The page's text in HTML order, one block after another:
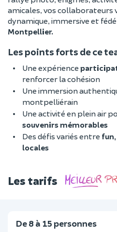
amicales, vos collaborateurs
dynamique, immersive et
Montpellier.
Les points forts de ce
Une expérience
renforcer la cohésion
Une immersion
montpelliérain
Une activité en plein air
souvenirs mémorables
Des défis variés entre
locales
Les tarifs
De 8 à 15 personnes